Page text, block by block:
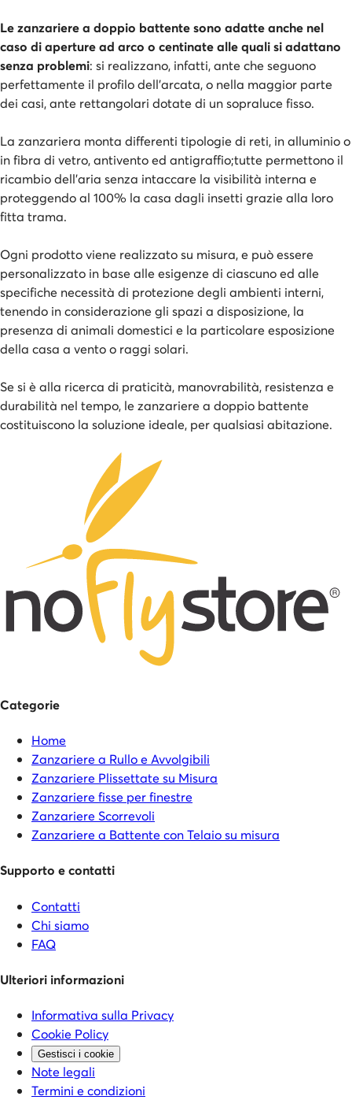
Le zanzariere a doppio battente sono adatte anche nel
caso di aperture ad arco o centinate alle quali si adattano
senza problemi: si realizzano, infatti, ante che seguono
perfettamente il profilo dell'arcata, o nella maggior parte
dei casi, ante rettangolari dotate di un sopraluce fisso.
La zanzariera monta differenti tipologie di reti, in alluminio o
in fibra di vetro, antivento ed antigraffio;tutte permettono il
ricambio dell'aria senza intaccare la visibilità interna e
proteggendo al 100% la casa dagli insetti grazie alla loro
fitta trama.
Ogni prodotto viene realizzato su misura, e può essere
personalizzato in base alle esigenze di ciascuno ed alle
specifiche necessità di protezione degli ambienti interni,
tenendo in considerazione gli spazi a disposizione, la
presenza di animali domestici e la particolare esposizione
della casa a vento o raggi solari.
Se si è alla ricerca di praticità, manovrabilità, resistenza e
durabilità nel tempo, le zanzariere a doppio battente
costituiscono la soluzione ideale, per qualsiasi abitazione.
Categorie
Home
Zanzariere a Rullo e Avvolgibili
Zanzariere Plissettate su Misura
Zanzariere fisse per finestre
Zanzariere Scorrevoli
Zanzariere a Battente con Telaio su misura
Supporto e contatti
Contatti
Chi siamo
FAQ
Ulteriori informazioni
Informativa sulla Privacy
Cookie Policy
Gestisci i cookie
Note legali
Termini e condizioni